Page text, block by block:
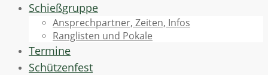
Schießgruppe
Ansprechpartner, Zeiten, Infos
Ranglisten und Pokale
Termine
Schützenfest